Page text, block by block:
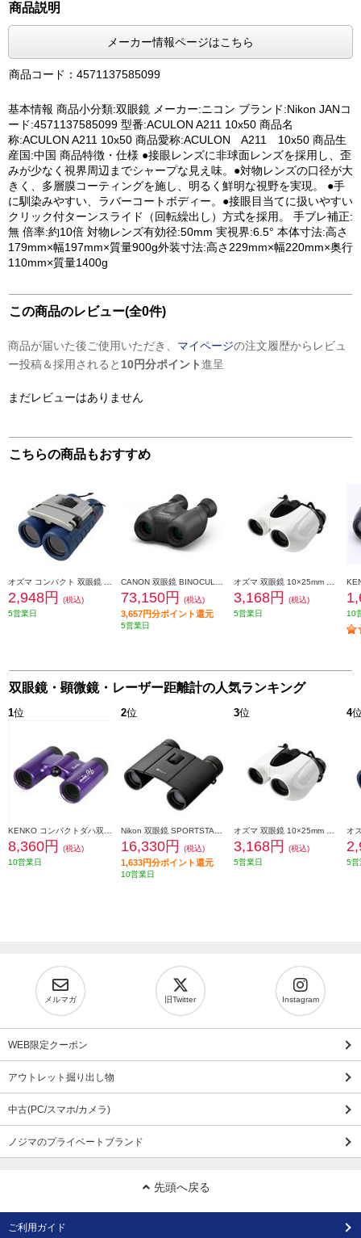
商品説明
メーカー情報ページはこちら
商品コード：4571137585099
基本情報 商品小分類:双眼鏡 メーカー:ニコン ブランド:Nikon JANコ
ード:4571137585099 型番:ACULON A211 10x50 商品名
称:ACULON A211 10x50 商品愛称:ACULON A211 10x50 商品生
産国:中国 商品特徴・仕様 ●接眼レンズに非球面レンズを採用し、歪
みが少なく視界周辺までシャープな見え味。●対物レンズの口径が大
きく、多層膜コーティングを施し、明るく鮮明な視野を実現。 ●手
に馴染みやすい、ラバーコートボディー。●接眼目当てに扱いやすい
クリック付ターンスライド（回転繰出し）方式を採用。 手ブレ補正:
無 倍率:約10倍 対物レンズ有効径:50mm 実視界:6.5° 本体寸法:高さ
179mm×幅197mm×質量900g外装寸法:高さ229mm×幅220mm×奥行
110mm×質量1400g
この商品のレビュー(全0件)
商品が届いた後ご使用いただき、 マイページの注文履歴からレビュ
ー投稿＆採用されると 10円分ポイント進呈
まだレビューはありません
こちらの商品もおすすめ
2,948円
(税込)
5営業日
73,150円 (税込)
3,657円分ポイント還元
5営業日
3,168円
(税込)
5営業日
10
双眼鏡・顕微鏡・レーザー距離計の人気ランキング
1位
8,360円
(税込)
10営業日
2位
16,330円 (税込)
1,633円分ポイント還元
10営業日
3位
3,168円
(税込)
5営業日
4
5営
メルマガ 旧Twitter Instagram
WEB限定クーポン
アウトレット掘り出し物
中古(PC/スマホ/カメラ)
ノジマのプライベートブランド
先頭へ戻る
ご利用ガイド